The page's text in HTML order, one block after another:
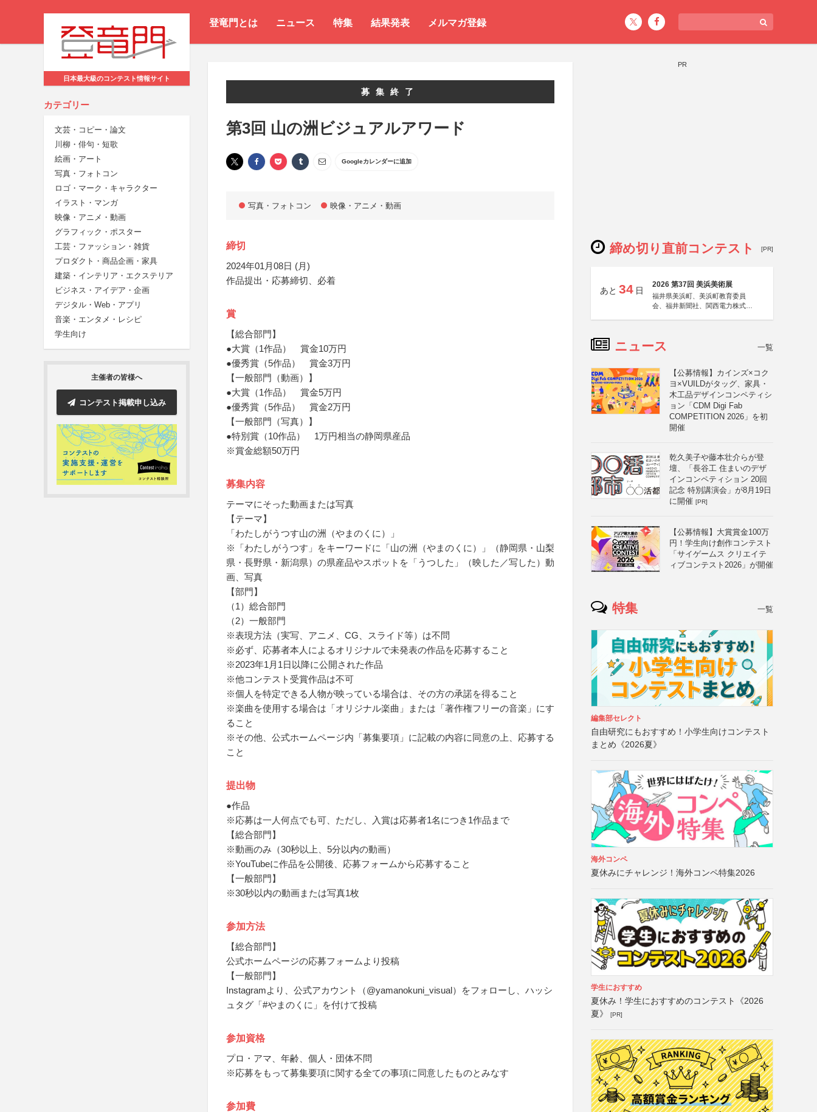
登竜門とは ニュース 特集 結果発表 メルマガ登録
日本最大級のコンテスト情報サイト
カテゴリー
文芸・コピー・論文
川柳・俳句・短歌
絵画・アート
写真・フォトコン
ロゴ・マーク・キャラクター
イラスト・マンガ
映像・アニメ・動画
グラフィック・ポスター
工芸・ファッション・雑貨
プロダクト・商品企画・家具
建築・インテリア・エクステリア
ビジネス・アイデア・企画
デジタル・Web・アプリ
音楽・エンタメ・レシピ
学生向け
主催者の皆様へ
コンテスト掲載申し込み
募集終了
第3回 山の洲ビジュアルアワード
Googleカレンダーに追加
写真・フォトコン 映像・アニメ・動画
締切
2024年01月08日 (月)
作品提出・応募締切、必着
賞
【総合部門】
●大賞（1作品） 賞金10万円
●優秀賞（5作品） 賞金3万円
【一般部門（動画）】
●大賞（1作品） 賞金5万円
●優秀賞（5作品） 賞金2万円
【一般部門（写真）】
●特別賞（10作品） 1万円相当の静岡県産品
※賞金総額50万円
募集内容
テーマにそった動画または写真
【テーマ】
「わたしがうつす山の洲（やまのくに）」
※「わたしがうつす」をキーワードに「山の洲（やまのくに）」（静岡県・山梨
県・長野県・新潟県）の県産品やスポットを「うつした」（映した／写した）動
画、写真
【部門】
（1）総合部門
（2）一般部門
※表現方法（実写、アニメ、CG、スライド等）は不問
※必ず、応募者本人によるオリジナルで未発表の作品を応募すること
※2023年1月1日以降に公開された作品
※他コンテスト受賞作品は不可
※個人を特定できる人物が映っている場合は、その方の承諾を得ること
※楽曲を使用する場合は「オリジナル楽曲」または「著作権フリーの音楽」にす
ること
※その他、公式ホームページ内「募集要項」に記載の内容に同意の上、応募する
こと
提出物
●作品
※応募は一人何点でも可、ただし、入賞は応募者1名につき1作品まで
【総合部門】
※動画のみ（30秒以上、5分以内の動画）
※YouTubeに作品を公開後、応募フォームから応募すること
【一般部門】
※30秒以内の動画または写真1枚
参加方法
【総合部門】
公式ホームページの応募フォームより投稿
【一般部門】
Instagramより、公式アカウント（@yamanokuni_visual）をフォローし、ハッシ
ュタグ「#やまのくに」を付けて投稿
参加資格
プロ・アマ、年齢、個人・団体不問
※応募をもって募集要項に関する全ての事項に同意したものとみなす
参加費
PR
締め切り直前コンテスト [PR]
あと 34 日
2026 第37回 美浜美術展
福井県美浜町、美浜町教育委員
会、福井新聞社、関西電力株式会
ニュース 一覧
【公募情報】カインズ×コク
ヨ×VUILDがタッグ、家具・
木工品デザインコンペティシ
ョン「CDM Digi Fab
COMPETITION 2026」を初
開催
乾久美子や藤本壮介らが登
壇、「長谷工 住まいのデザ
インコンペティション 20回
記念 特別講演会」が8月19日
に開催 [PR]
【公募情報】大賞賞金100万
円！学生向け創作コンテスト
「サイゲームス クリエイテ
ィブコンテスト2026」が開催
特集 一覧
編集部セレクト
自由研究にもおすすめ！小学生向けコンテスト
まとめ《2026夏》
海外コンペ
夏休みにチャレンジ！海外コンペ特集2026
学生におすすめ
夏休み！学生におすすめのコンテスト《2026
夏》
[PR]